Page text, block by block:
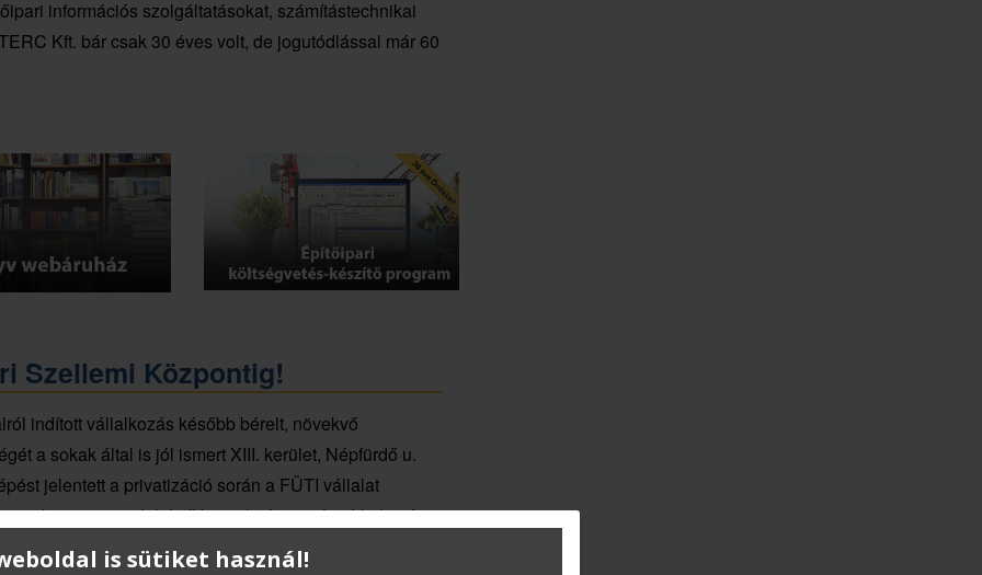
információs szolgáltatásokat, számítástechnikai
Kft. bár csak 30 éves volt, de jogutódlással már 60
Szellemi Központig!
indított vállalkozás később bérelt, növekvő
a sokak által is jól ismert XIII. kerület, Népfürdő u.
jelentett a privatizáció során a FÜTI vállalat
utcai irodaház IV. emeletére történt átköltözés.
is sütiket használ!